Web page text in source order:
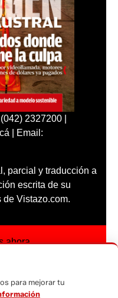
2327200 |
| Email:
parcial y traducción a
escrita de su
de Vistazo.com.
ahora
para mejorar tu